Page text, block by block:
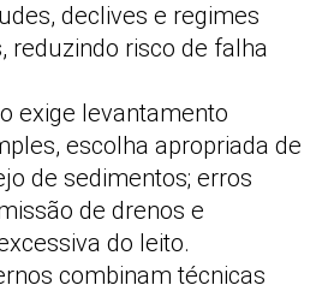
declives e regimes
reduzindo risco de falha
exige levantamento
escolha apropriada de
de sedimentos; erros
de drenos e
do leito.
combinam técnicas